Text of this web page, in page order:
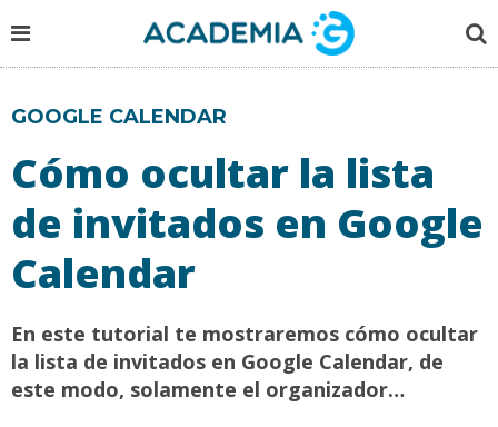
GOOGLE CALENDAR
Cómo ocultar la lista
de invitados en Google
Calendar
En este tutorial te mostraremos cómo ocultar
la lista de invitados en Google Calendar, de
este modo, solamente el organizador…